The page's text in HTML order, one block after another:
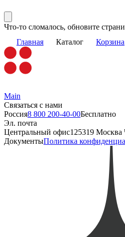
Что-то сломалось, обновите
Главная Каталог Корзина
Main
Связаться с нами
Россия8 800 200-40-00Бесплатно
Эл. почта
Центральный офис125319 Москва
ДокументыПолитика